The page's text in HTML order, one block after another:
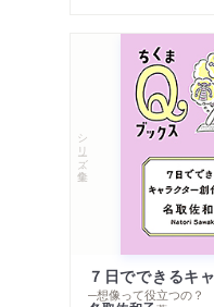
シリーズ・全集
─想像って役立つの？